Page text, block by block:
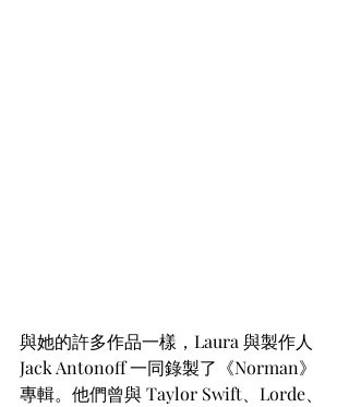
與她的許多作品一樣，Laura 與製作人
Jack Antonoff 一同錄製了《Norman》
專輯。他們曾與 Taylor Swift、Lorde、